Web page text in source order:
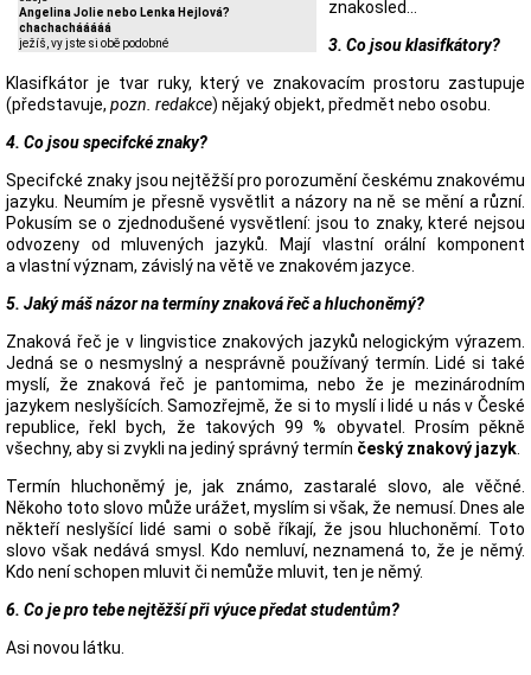
Angelina Jolie nebo Lenka Hejlová?
chachachááááá
ježíš, vy jste si obě podobné
znakosled…
3. Co jsou klasifkátory?
Klasifkátor je tvar ruky, který ve znakovacím prostoru zastupuje
(představuje, pozn. redakce) nějaký objekt, předmět nebo osobu.
4. Co jsou specifcké znaky?
Specifcké znaky jsou nejtěžší pro porozumění českému znakovému
jazyku. Neumím je přesně vysvětlit a názory na ně se mění a různí.
Pokusím se o zjednodušené vysvětlení: jsou to znaky, které nejsou
odvozeny od mluvených jazyků. Mají vlastní orální komponent
a vlastní význam, závislý na větě ve znakovém jazyce.
5. Jaký máš názor na termíny znaková řeč a hluchoněmý?
Znaková řeč je v lingvistice znakových jazyků nelogickým výrazem.
Jedná se o nesmyslný a nesprávně používaný termín. Lidé si také
myslí, že znaková řeč je pantomima, nebo že je mezinárodním
jazykem neslyšících. Samozřejmě, že si to myslí i lidé u nás v České
republice, řekl bych, že takových 99 % obyvatel. Prosím pěkně
všechny, aby si zvykli na jediný správný termín český znakový jazyk
Termín hluchoněmý je, jak známo, zastaralé slovo, ale věčné.
Někoho toto slovo může urážet, myslím si však, že nemusí. Dnes ale
někteří neslyšící lidé sami o sobě říkají, že jsou hluchoněmí. Toto
slovo však nedává smysl. Kdo nemluví, neznamená to, že je němý.
Kdo není schopen mluvit či nemůže mluvit, ten je němý.
6. Co je pro tebe nejtěžší při výuce předat studentům?
Asi novou látku.